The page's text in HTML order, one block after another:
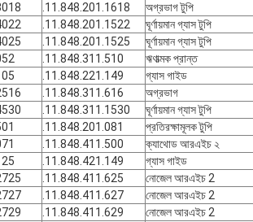
.11.848.201.1618
অগ্রভাগ টুপি
.11.848.201.1522
ঘূর্ণায়মান গ্যাস টুপি
.11.848.201.1525
ঘূর্ণায়মান গ্যাস টুপি
.11.848.311.510
ঋণাত্মক প্রান্ত
.11.848.221.149
গ্যাস গাইড
.11.848.311.616
অগ্রভাগ
.11.848.311.1530
ঘূর্ণায়মান গ্যাস টুপি
.11.848.201.081
প্রতিরক্ষামূলক টুপি
.11.848.411.500
ক্যাথোড আরএইচ ২
.11.848.421.149
গ্যাস গাইড
.11.848.411.625
নোজেল আরএইচ 2
.11.848.411.627
নোজেল আরএইচ 2
.11.848.411.629
নোজেল আরএইচ 2